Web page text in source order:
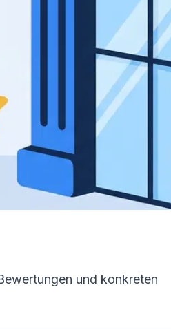
und konkreten